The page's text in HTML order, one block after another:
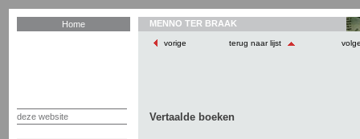
Home
deze website
MENNO TER BRAAK
vorige terug naar lijst
Vertaalde boeken